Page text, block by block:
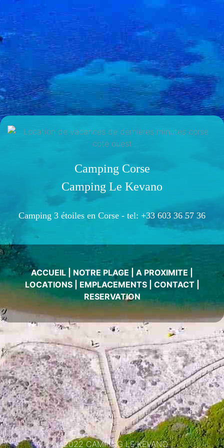
Camping Corse
Camping Le Kevano
Camping 3 étoiles en Corse - tel: +33 603 36 57 36
ACCUEIL NOTRE PLAGE A PROXIMITE
LOCATIONS| EMPLACEMENTS| CONTACT|
RESERVATION
©2022 CAMPING LE KEVANO